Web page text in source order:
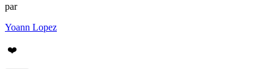
par
Yoann Lopez
❤️